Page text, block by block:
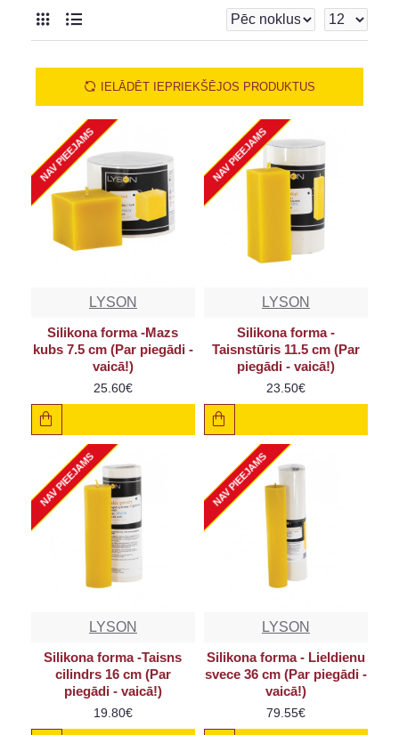
IELĀDĒT IEPRIEKŠĒJOS PRODUKTUS
NAV PIEEJAMS
LYSON
Silikona forma -Mazs
kubs 7.5 cm (Par piegādi -
vaicā!)
25.60€
NAV PIEEJAMS
LYSON
Silikona forma -
Taisnstūris 11.5 cm (Par
piegādi - vaicā!)
23.50€
NAV PIEEJAMS
LYSON
Silikona forma -Taisns
cilindrs 16 cm (Par
piegādi - vaicā!)
19.80€
NAV PIEEJAMS
LYSON
Silikona forma - Lieldienu
svece 36 cm (Par piegādi -
vaicā!)
79.55€